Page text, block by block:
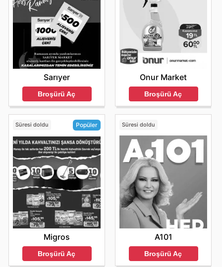
Sarıyer
Broşürü Aç
Onur Market
Broşürü Aç
Süresi doldu Popüler
Migros
Broşürü Aç
Süresi doldu
A101
Broşürü Aç